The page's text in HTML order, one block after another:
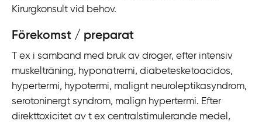
Kirurgkonsult vid behov.
Förekomst / preparat
T ex i samband med bruk av droger, efter intensiv
muskelträning, hyponatremi, diabetesketoacidos,
hypertermi, hypotermi, malignt neuroleptikasyndrom,
serotoninergt syndrom, malign hypertermi. Efter
direkttoxicitet av t ex centralstimulerande medel,